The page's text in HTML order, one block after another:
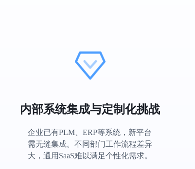
内部系统集成与定制化挑战
企业已有PLM、ERP等系统，新平台
需无缝集成。不同部门工作流程差异
大，通用SaaS难以满足个性化需求。